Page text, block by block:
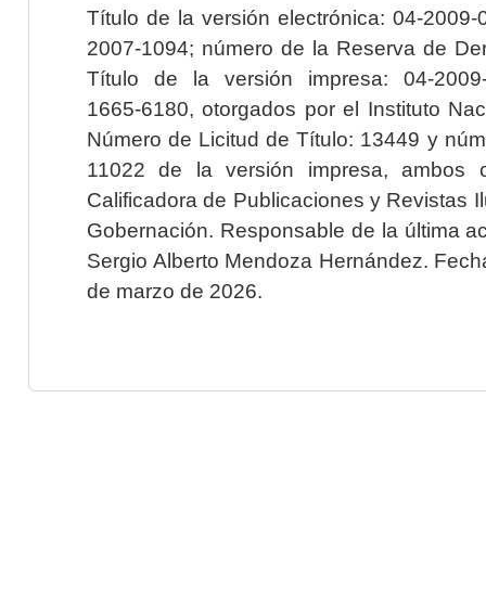
Título de la versión electrónica: 04-2009-
2007-1094; número de la Reserva de
Título de la versión impresa: 04-2009-
1665-6180, otorgados por el Instituto
Número de Licitud de Título: 13449 y
11022 de la versión impresa, ambos
Calificadora de Publicaciones y Revistas
Gobernación. Responsable de la última
Sergio Alberto Mendoza Hernández.
de marzo de 2026.